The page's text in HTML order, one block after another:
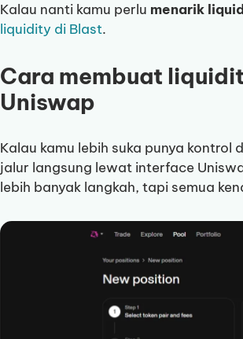
Kalau nanti kamu perlu menarik
liquidity di Blast.
Cara membuat
Uniswap
Kalau kamu lebih suka punya
jalur langsung lewat interface
lebih banyak langkah, tapi semua